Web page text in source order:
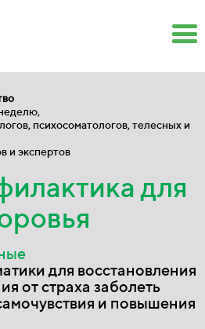
психосоматологов, телесных и
и экспертов
для
для восстановления
от страха заболеть
и повышения